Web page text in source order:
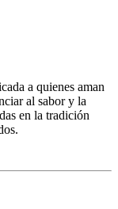
a quienes aman
al sabor y la
en la tradición